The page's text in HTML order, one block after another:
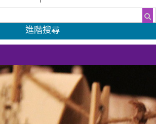
搜
進階搜尋